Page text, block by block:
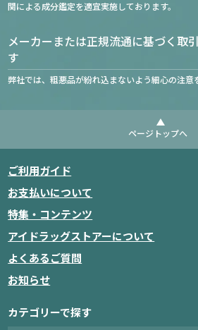
関による成分鑑定を適宜実施しております。
メーカーまたは正規流通に基づく取
す
弊社では、粗悪品が紛れ込まないよう細心の注意
ページトップへ
ご利用ガイド
お支払いについて
特集・コンテンツ
アイドラッグストアーについて
よくあるご質問
お知らせ
カテゴリーで探す